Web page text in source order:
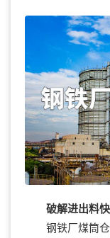
破解进出料
钢铁厂煤筒仓